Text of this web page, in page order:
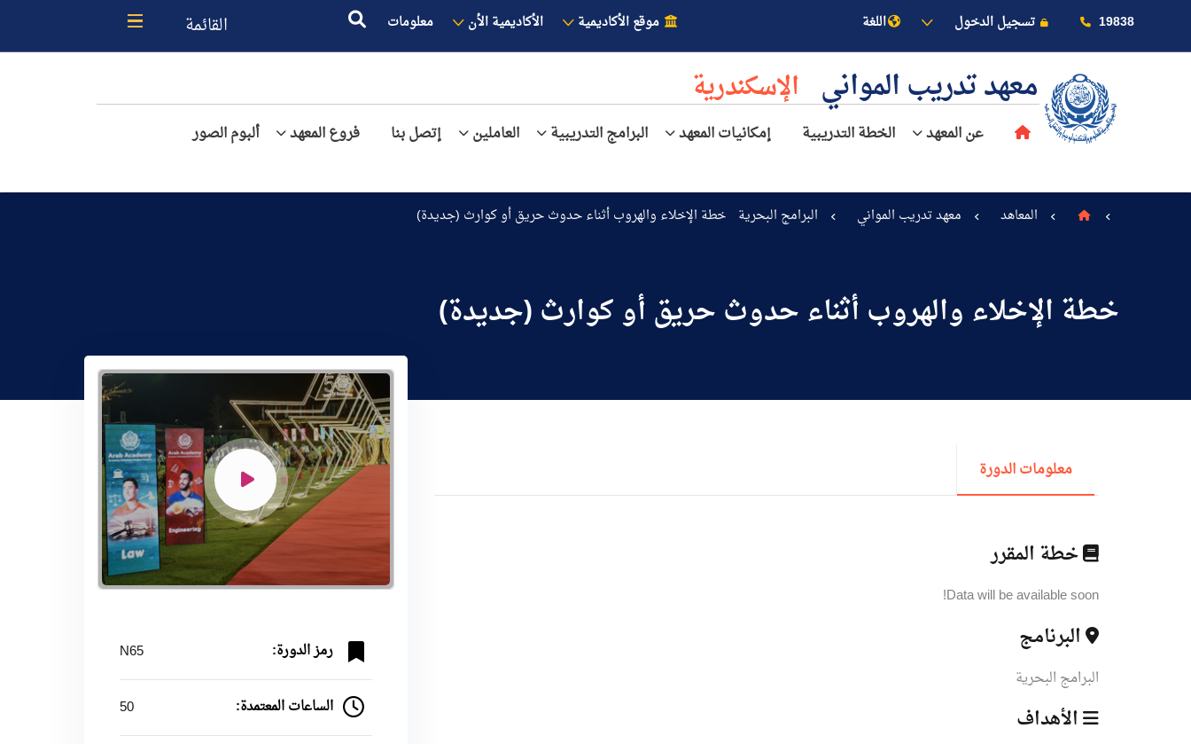
19838 تسجيل الدخول اللغة موقع الأكاديمية الأكاديمية الأن معلومات القائمة
القبول والتسجيل
الدراسات الأكاديمية
البحث العلمي
التدريب والخدمة المجتمعية
معهد تدريب المواني الإسكندرية
عن المعهد الخطة التدريبية إمكانيات المعهد البرامج التدريبية العاملين إتصل بنا فروع المعهد ألبوم الصور
المعاهد معهد تدريب المواني البرامج البحرية خطة الإخلاء والهروب أثناء حدوث حريق أو كوارث (جديدة)
خطة الإخلاء والهروب أثناء حدوث حريق أو كوارث (جديدة)
معلومات الدورة
خطة المقرر
Data will be available soon!
البرنامج
البرامج البحرية
الأهداف
رمز الدورة: N65
الساعات المعتمدة: 50